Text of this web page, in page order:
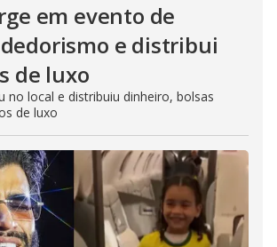
em evento de
e distribui
de luxo
no local e distribuiu dinheiro, bolsas
de luxo